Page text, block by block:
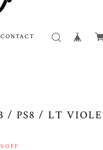
CONTACT
/ PS8 / LT